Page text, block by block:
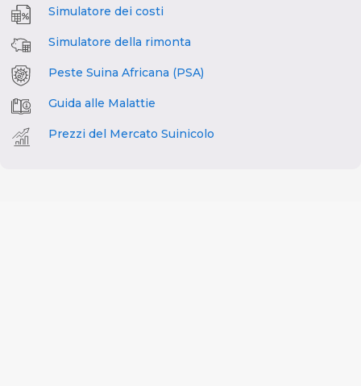
Simulatore dei costi
Simulatore della rimonta
Peste Suina Africana (PSA)
Guida alle Malattie
Prezzi del Mercato Suinicolo